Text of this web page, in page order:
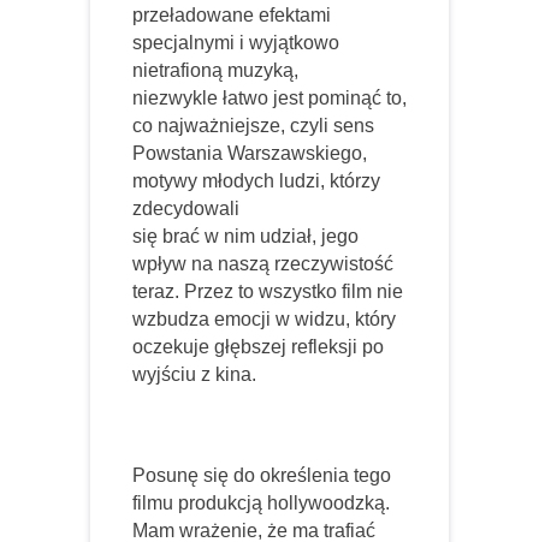
przeładowane efektami
specjalnymi i wyjątkowo
nietrafioną muzyką,
niezwykle łatwo jest pominąć to,
co najważniejsze, czyli sens
Powstania Warszawskiego,
motywy młodych ludzi, którzy
zdecydowali
się brać w nim udział, jego
wpływ na naszą rzeczywistość
teraz. Przez to wszystko film nie
wzbudza emocji w widzu, który
oczekuje głębszej refleksji po
wyjściu z kina.
Posunę się do określenia tego
filmu produkcją hollywoodzką.
Mam wrażenie, że ma trafiać